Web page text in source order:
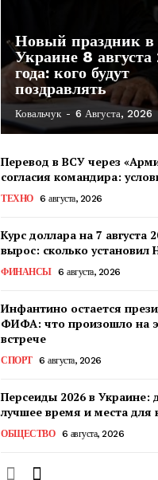
Новый праздник в
Украине 8
года: кого будут
поздравлять
Ковальчук - 6 Августа, 2026
Перевод в ВСУ через
согласия командира:
ТЕХНО 6 августа, 2026
Курс доллара на 7 августа
вырос: сколько установил
ФИНАНСЫ 6 августа, 2026
Инфантино остается
ФИФА: что произошло на
встрече
СПОРТ 6 августа, 2026
Персеиды 2026 в Украине:
лучшее время и места для
ОБЩЕСТВО 6 августа, 2026